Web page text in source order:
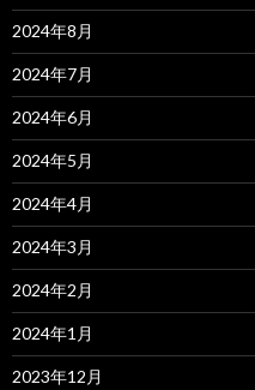
2024年8月
2024年7月
2024年6月
2024年5月
2024年4月
2024年3月
2024年2月
2024年1月
2023年12月